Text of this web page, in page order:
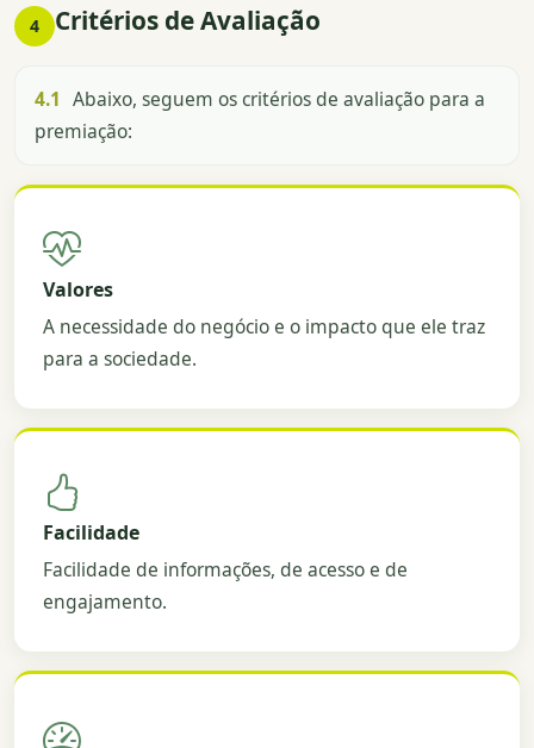
4 Critérios de Avaliação
4.1 Abaixo, seguem os critérios de avaliação para a
premiação:
Valores
A necessidade do negócio e o impacto que ele traz
para a sociedade.
Facilidade
Facilidade de informações, de acesso e de
engajamento.